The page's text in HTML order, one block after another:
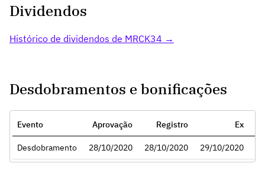
Dividendos
Histórico de dividendos de MRCK34 →
Desdobramentos e bonificações
Evento Aprovação Registro Ex
Desdobramento 28/10/2020 28/10/2020 29/10/2020